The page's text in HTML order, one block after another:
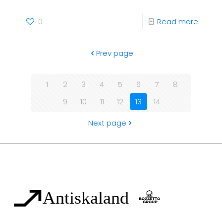
0 Read more
Prev page
1 2 3 4 5 6 7
8
9
10 11 12 13 14
Next page